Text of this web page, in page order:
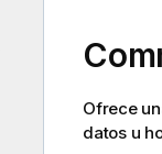
Ofrece
datos u